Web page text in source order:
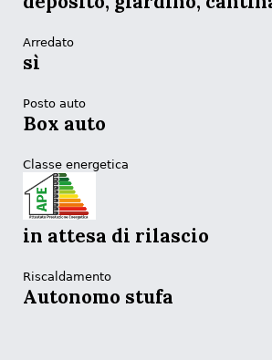
Arredato
sì
Posto auto
Box auto
Classe energetica
in attesa di rilascio
Riscaldamento
Autonomo stufa